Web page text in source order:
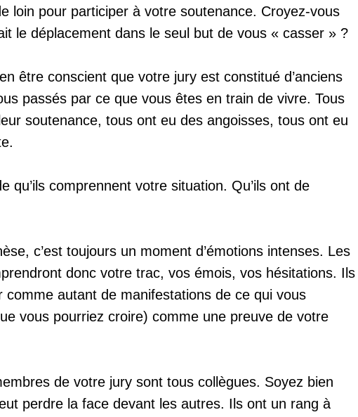
loin pour participer à votre soutenance. Croyez-vous
le déplacement dans le seul but de vous « casser » ?
être conscient que votre jury est constitué d’anciens
passés par ce que vous êtes en train de vivre. Tous
soutenance, tous ont eu des angoisses, tous ont eu
qu’ils comprennent votre situation. Qu’ils ont de
c’est toujours un moment d’émotions intenses. Les
donc votre trac, vos émois, vos hésitations. Ils
comme autant de manifestations de ce qui vous
vous pourriez croire) comme une preuve de votre
de votre jury sont tous collègues. Soyez bien
perdre la face devant les autres. Ils ont un rang à